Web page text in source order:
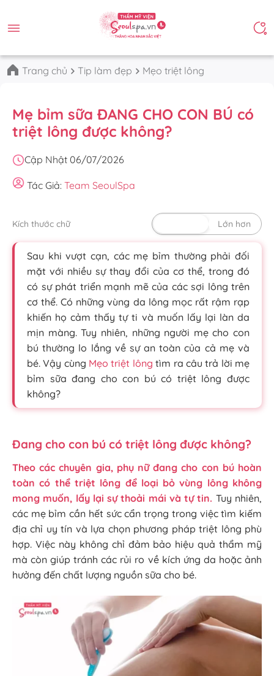
Trang chủ Tip làm đẹp Mẹo triệt lông
Mẹ bỉm sữa ĐANG CHO CON BÚ có
triệt lông được không?
Cập Nhật 06/07/2026
Tác Giả: Team SeoulSpa
Kích thước chữ Lớn hơn
Sau khi vượt cạn, các mẹ bỉm thường phải đối
mặt với nhiều sự thay đổi của cơ thể, trong đó
có sự phát triển mạnh mẽ của các sợi lông trên
cơ thể. Có những vùng da lông mọc rất rậm rạp
khiến họ cảm thấy tự ti và muốn lấy lại làn da
mịn màng. Tuy nhiên, những người mẹ cho con
bú thường lo lắng về sự an toàn của cả mẹ và
bé. Vậy cùng Mẹo triệt lông tìm ra câu trả lời mẹ
bỉm sữa đang cho con bú có triệt lông được
không?
Đang cho con bú có triệt lông được không?
Theo các chuyên gia, phụ nữ đang cho con bú hoàn
toàn có thể triệt lông để loại bỏ vùng lông không
mong muốn, lấy lại sự thoải mái và tự tin. Tuy nhiên,
các mẹ bỉm cần hết sức cẩn trọng trong việc tìm kiếm
địa chỉ uy tín và lựa chọn phương pháp triệt lông phù
hợp. Việc này không chỉ đảm bảo hiệu quả thẩm mỹ
mà còn giúp tránh các rủi ro về kích ứng da hoặc ảnh
hưởng đến chất lượng nguồn sữa cho bé.